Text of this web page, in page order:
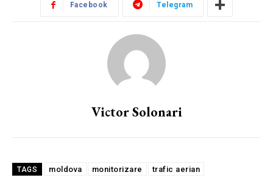
Facebook Telegram
Victor Solonari
TAGS moldova monitorizare trafic aerian